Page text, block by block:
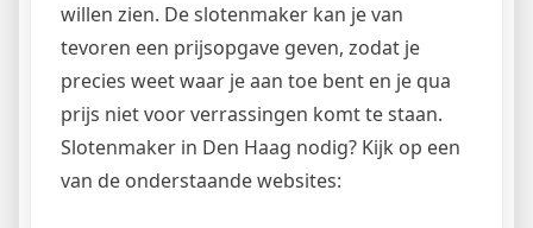
willen zien. De slotenmaker kan je van
tevoren een prijsopgave geven, zodat je
precies weet waar je aan toe bent en je qua
prijs niet voor verrassingen komt te staan.
Slotenmaker in Den Haag nodig? Kijk op een
van de onderstaande websites: